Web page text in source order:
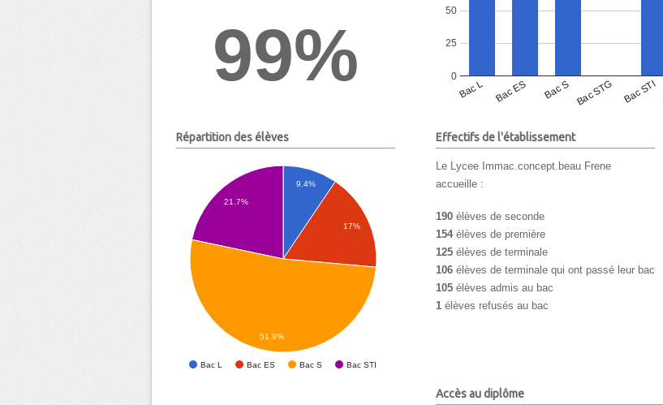
99% Bac L Bac ES Bac S Bac STG Bac STI
0
25
50
Répartition des élèves
Bac L Bac ES Bac S Bac STI
9.4%
17%
21.7%
51.9%
Effectifs de l'établissement
Le Lycee Immac.concept.beau Frene
accueille :
190 élèves de seconde
154élèves de première
125 élèves de terminale
106 élèves de terminale qui ont passé leur bac
105 élèves admis au bac
1 élèves refusés au bac
Accès au diplôme